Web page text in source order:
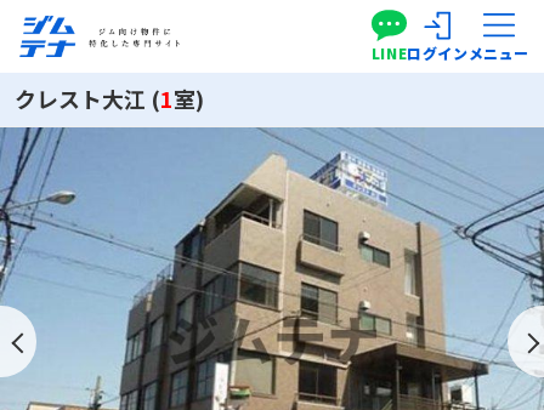
LINEログインメニュー
クレスト大江 (1室)